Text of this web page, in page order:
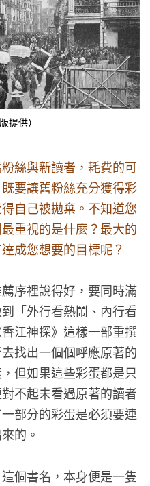
提供）
絲與新讀者，耗費的可
要讓舊粉絲充分獲得彩
自己被拋棄。不知道您
重視的是什麼？最大的
成您想要的目標呢？
序裡說得好，要同時滿
「外行看熱鬧、內行看
江神探》這樣一部重撰
找出一個個呼應原著的
但如果這些彩蛋都是只
不起未看過原著的讀者
部分的彩蛋是必須要連
的。
個書名，本身便是一隻